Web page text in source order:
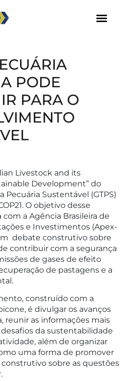
PODE
PARA O
Livestock and its
Development” do
Pecuária Sustentável (GTPS)
O objetivo desse
a Agência Brasileira de
e Investimentos (Apex-
debate construtivo sobre
contribuir com a segurança
de gases de efeito
de pastagens e a
construído com a
é divulgar os avanços
reunir as informações mais
da sustentabilidade
além de organizar
uma forma de promover
sobre as questões